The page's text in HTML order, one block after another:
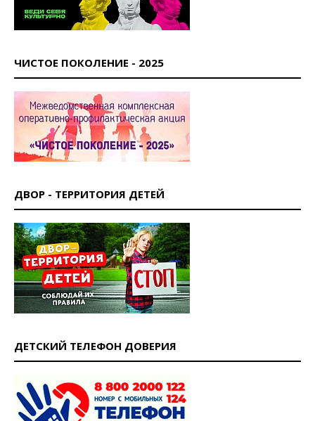
ЧИСТОЕ ПОКОЛЕНИЕ - 2025
ДВОР - ТЕРРИТОРИЯ ДЕТЕЙ
ДЕТСКИЙ ТЕЛЕФОН ДОВЕРИЯ